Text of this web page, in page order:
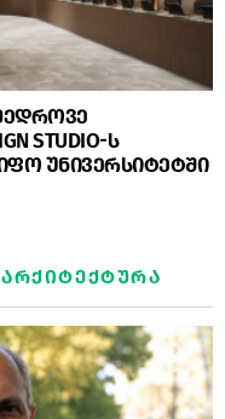
STUDIO-ს
უნივერსიტეტში
ᲐᲠᲥᲘᲢᲔᲥᲢᲣᲠᲐ